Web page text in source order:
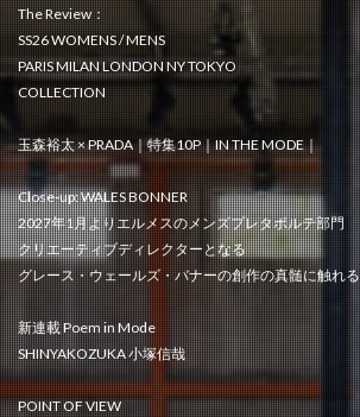
The Review：
SS26 WOMENS / MENS
PARIS MILAN LONDON NY TOKYO
COLLECTION
玉森裕太 × PRADA｜特集10P｜IN THE MODE｜
Close-up: WALES BONNER
2027年1月よりエルメスのメンズプレタポルテ部門
クリエーティブディレクターとなる
グレース・ウェールズ・バナーの創作の真髄に触れる
新連載 Poem in Mode
SHINYAKOZUKA 小塚信哉
POINT OF VIEW